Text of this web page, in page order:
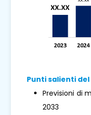
Punti salienti
Previsioni di
2033